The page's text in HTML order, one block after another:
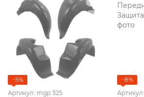
−5%
Артикул: mgp 325
−8%